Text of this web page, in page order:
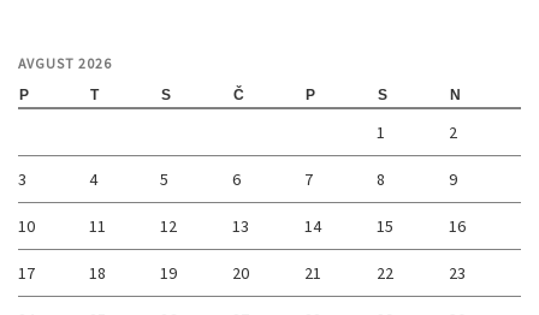
AVGUST 2026
P T S Č P S N
1 2
3 4 5 6 7 8 9
10 11 12 13 14 15 16
17 18 19 20 21 22 23